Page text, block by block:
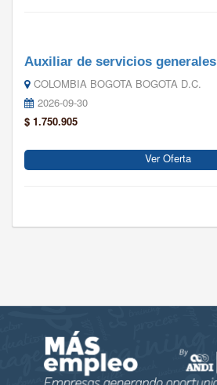
Auxiliar de servicios generales
COLOMBIA BOGOTA BOGOTA D.C.
2026-09-30
$ 1.750.905
Ver Oferta